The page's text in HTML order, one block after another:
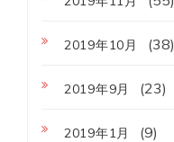
2019年10月 (38)
2019年9月 (23)
2019年1月 (9)